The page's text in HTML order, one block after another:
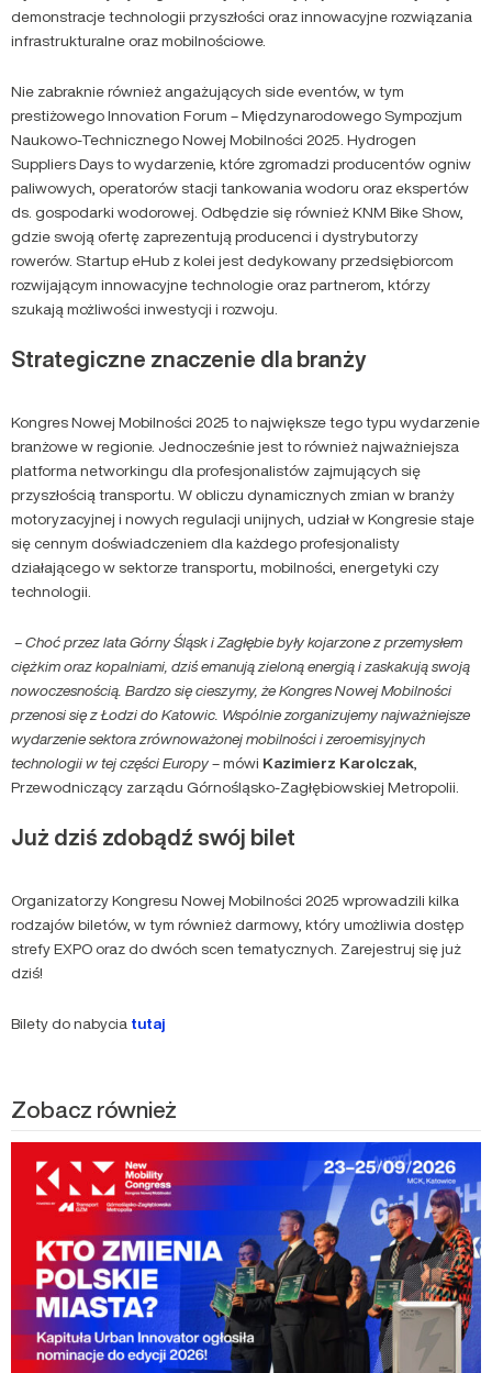
demonstracje technologii przyszłości oraz innowacyjne rozwiązania
infrastrukturalne oraz mobilnościowe.
Nie zabraknie również angażujących side eventów, w tym
prestiżowego Innovation Forum – Międzynarodowego Sympozjum
Naukowo-Technicznego Nowej Mobilności 2025. Hydrogen
Suppliers Days to wydarzenie, które zgromadzi producentów ogniw
paliwowych, operatorów stacji tankowania wodoru oraz ekspertów
ds. gospodarki wodorowej. Odbędzie się również KNM Bike Show,
gdzie swoją ofertę zaprezentują producenci i dystrybutorzy
rowerów. Startup eHub z kolei jest dedykowany przedsiębiorcom
rozwijającym innowacyjne technologie oraz partnerom, którzy
szukają możliwości inwestycji i rozwoju.
Strategiczne znaczenie dla branży
Kongres Nowej Mobilności 2025 to największe tego typu wydarzenie
branżowe w regionie. Jednocześnie jest to również najważniejsza
platforma networkingu dla profesjonalistów zajmujących się
przyszłością transportu. W obliczu dynamicznych zmian w branży
motoryzacyjnej i nowych regulacji unijnych, udział w Kongresie staje
się cennym doświadczeniem dla każdego profesjonalisty
działającego w sektorze transportu, mobilności, energetyki czy
technologii.
– Choć przez lata Górny Śląsk i Zagłębie były kojarzone z przemysłem
ciężkim oraz kopalniami, dziś emanują zieloną energią i zaskakują swoją
nowoczesnością. Bardzo się cieszymy, że Kongres Nowej Mobilności
przenosi się z Łodzi do Katowic. Wspólnie zorganizujemy najważniejsze
wydarzenie sektora zrównoważonej mobilności i zeroemisyjnych
technologii w tej części Europy– mówi Kazimierz Karolczak,
Przewodniczący zarządu Górnośląsko-Zagłębiowskiej Metropolii.
Już dziś zdobądź swój bilet
Organizatorzy Kongresu Nowej Mobilności 2025 wprowadzili kilka
rodzajów biletów, w tym również darmowy, który umożliwia dostęp
strefy EXPO oraz do dwóch scen tematycznych. Zarejestruj się już
dziś!
Bilety do nabycia tutaj
Zobacz również